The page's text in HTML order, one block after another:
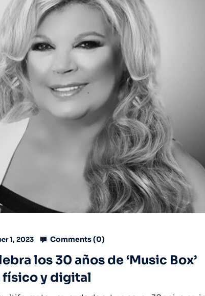
1, 2023 Comments (0)
los 30 años de ‘Music Box’
y digital